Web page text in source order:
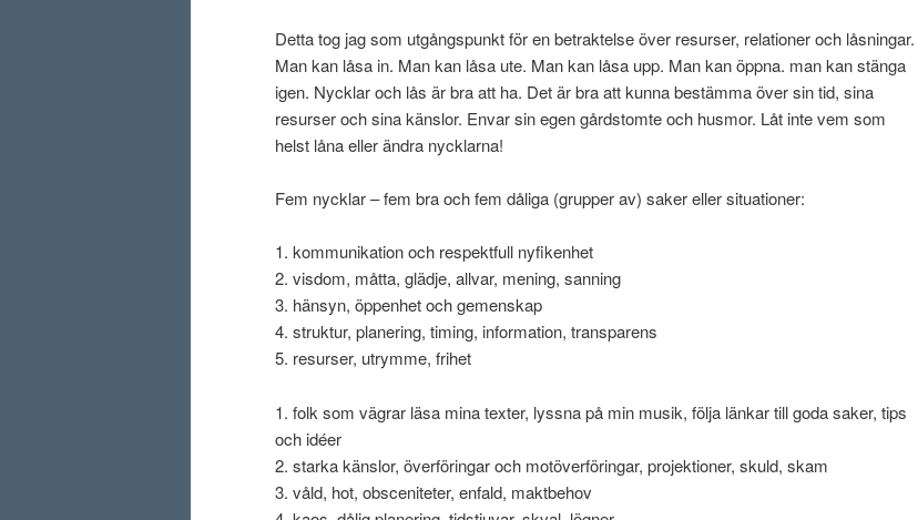
Detta tog jag som utgångspunkt för en betraktelse över resurser, relationer och låsningar.
Man kan låsa in. Man kan låsa ute. Man kan låsa upp. Man kan öppna. man kan stänga
igen. Nycklar och lås är bra att ha. Det är bra att kunna bestämma över sin tid, sina
resurser och sina känslor. Envar sin egen gårdstomte och husmor. Låt inte vem som
helst låna eller ändra nycklarna!
Fem nycklar – fem bra och fem dåliga (grupper av) saker eller situationer:
1. kommunikation och respektfull nyfikenhet
2. visdom, måtta, glädje, allvar, mening, sanning
3. hänsyn, öppenhet och gemenskap
4. struktur, planering, timing, information, transparens
5. resurser, utrymme, frihet
1. folk som vägrar läsa mina texter, lyssna på min musik, följa länkar till goda saker, tips
och idéer
2. starka känslor, överföringar och motöverföringar, projektioner, skuld, skam
3. våld, hot, obsceniteter, enfald, maktbehov